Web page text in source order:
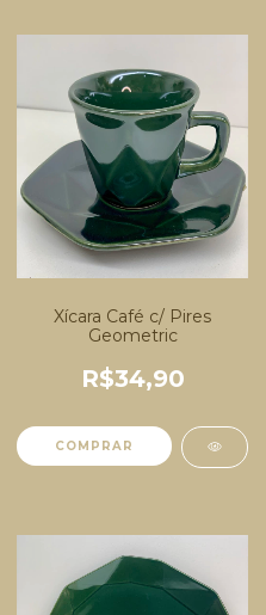
Xícara Café c/ Pires
Geometric
R$34,90